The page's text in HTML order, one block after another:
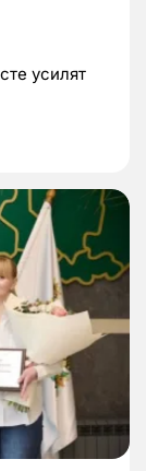
усилят